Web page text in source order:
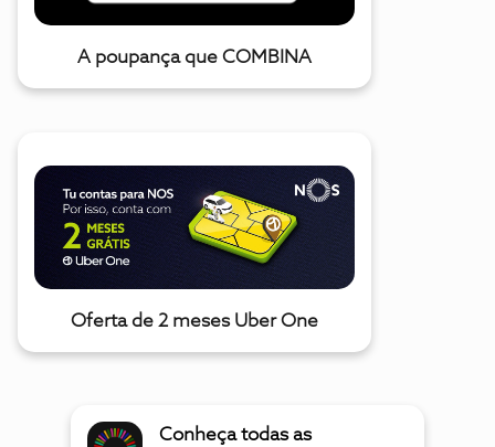
A poupança que COMBINA
Oferta de 2 meses Uber One
Conheça todas as